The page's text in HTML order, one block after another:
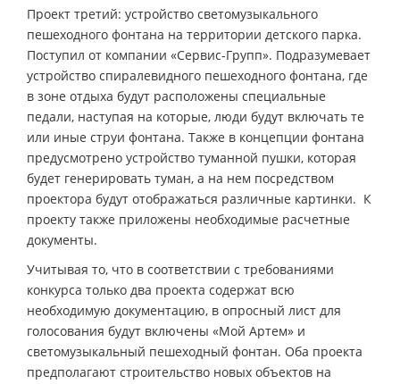
Проект третий: устройство светомузыкального
пешеходного фонтана на территории детского парка.
Поступил от компании «Сервис-Групп». Подразумевает
устройство спиралевидного пешеходного фонтана, где
в зоне отдыха будут расположены специальные
педали, наступая на которые, люди будут включать те
или иные струи фонтана. Также в концепции фонтана
предусмотрено устройство туманной пушки, которая
будет генерировать туман, а на нем посредством
проектора будут отображаться различные картинки. К
проекту также приложены необходимые расчетные
документы.
Учитывая то, что в соответствии с требованиями
конкурса только два проекта содержат всю
необходимую документацию, в опросный лист для
голосования будут включены «Мой Артем» и
светомузыкальный пешеходный фонтан. Оба проекта
предполагают строительство новых объектов на